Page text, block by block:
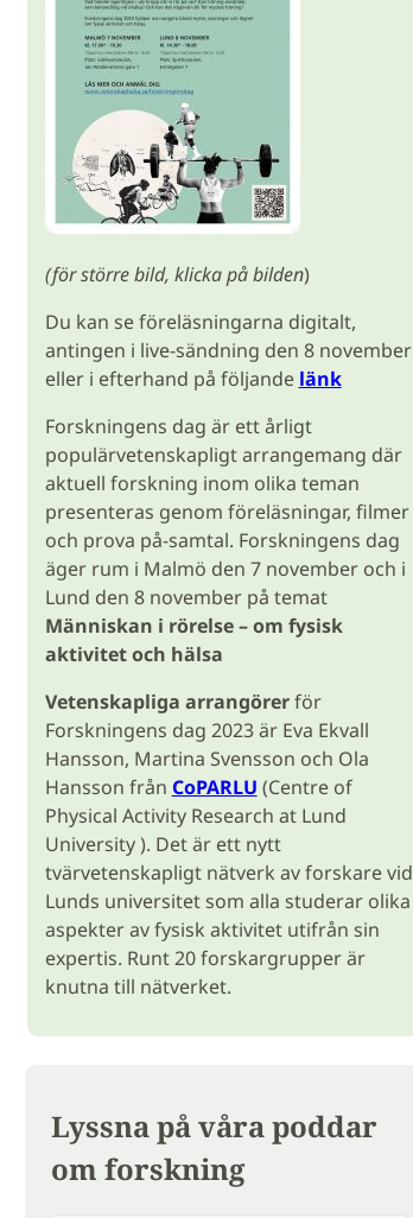
(för större bild, klicka på bilden)
Du kan se föreläsningarna digitalt,
antingen i live-sändning den 8 november
eller i efterhand på följande länk
Forskningens dag är ett årligt
populärvetenskapligt arrangemang där
aktuell forskning inom olika teman
presenteras genom föreläsningar, filmer
och prova på-samtal. Forskningens dag
äger rum i Malmö den 7 november och i
Lund den 8 november på temat
Människan i rörelse – om fysisk
aktivitet och hälsa
Vetenskapliga arrangörerför
Forskningens dag 2023 är Eva Ekvall
Hansson, Martina Svensson och Ola
Hansson från CoPARLU (Centre of
Physical Activity Research at Lund
University ). Det är ett nytt
tvärvetenskapligt nätverk av forskare vid
Lunds universitet som alla studerar olika
aspekter av fysisk aktivitet utifrån sin
expertis. Runt 20 forskargrupper är
knutna till nätverket.
Lyssna på våra poddar
om forskning